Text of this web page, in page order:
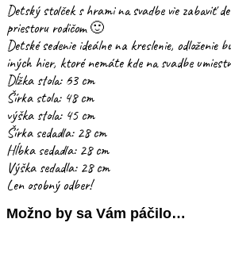
Detský stolček s hrami na svadbe vie zabaviť
priestoru rodičom 🙂
Detské sedenie ideálne na kreslenie, odloženie
iných hier, ktoré nemáte kde na svadbe
Dĺžka stola: 63 cm
Šírka stola: 48 cm
výška stola: 45 cm
Šírka sedadla: 28 cm
Hĺbka sedadla: 28 cm
Výška sedadla: 28 cm
Len osobný odber!
Možno by sa Vám páčilo…